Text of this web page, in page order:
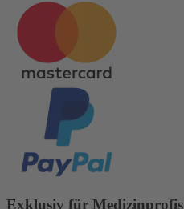
Exklusiv für Medizinprofis